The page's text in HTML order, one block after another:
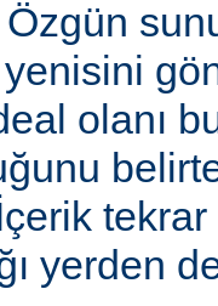
Özgün
olanı
yerden